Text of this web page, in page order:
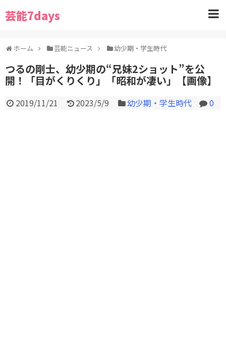
芸能7days
ホーム 芸能ニュース 幼少期・学生時代
つるの剛士、幼少期の“兄妹2ショット”を公
開！「目がくりくり」「昭和が凄い」【画像】
2019/11/21 2023/5/9 幼少期・学生時代 0